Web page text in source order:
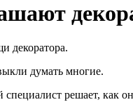
декоратора.
думать многие.
решает, как